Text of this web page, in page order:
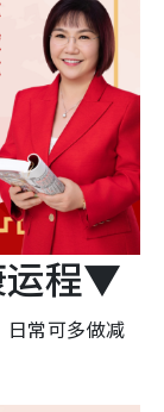
运程▼
日常可多做减